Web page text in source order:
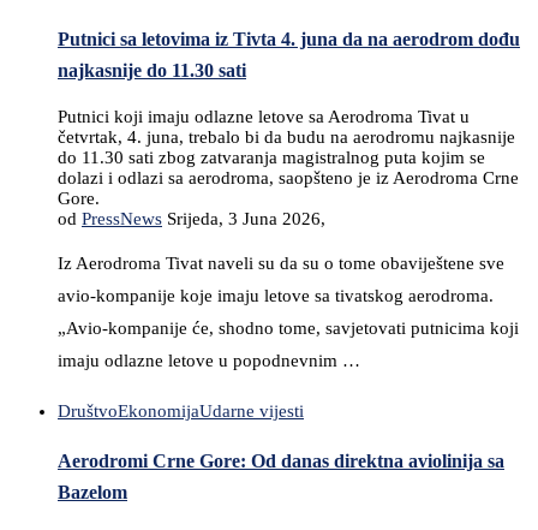
Putnici sa letovima iz Tivta 4. juna da na aerodrom dođu
najkasnije do 11.30 sati
Putnici koji imaju odlazne letove sa Aerodroma Tivat u
četvrtak, 4. juna, trebalo bi da budu na aerodromu najkasnije
do 11.30 sati zbog zatvaranja magistralnog puta kojim se
dolazi i odlazi sa aerodroma, saopšteno je iz Aerodroma Crne
Gore.
od PressNews Srijeda, 3 Juna 2026,
Iz Aerodroma Tivat naveli su da su o tome obaviještene sve
avio-kompanije koje imaju letove sa tivatskog aerodroma.
„Avio-kompanije će, shodno tome, savjetovati putnicima koji
imaju odlazne letove u popodnevnim …
DruštvoEkonomijaUdarne vijesti
Aerodromi Crne Gore: Od danas direktna aviolinija sa
Bazelom